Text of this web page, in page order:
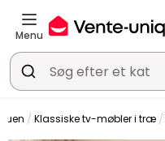
Menu
Klassiske tv-møbler i træ